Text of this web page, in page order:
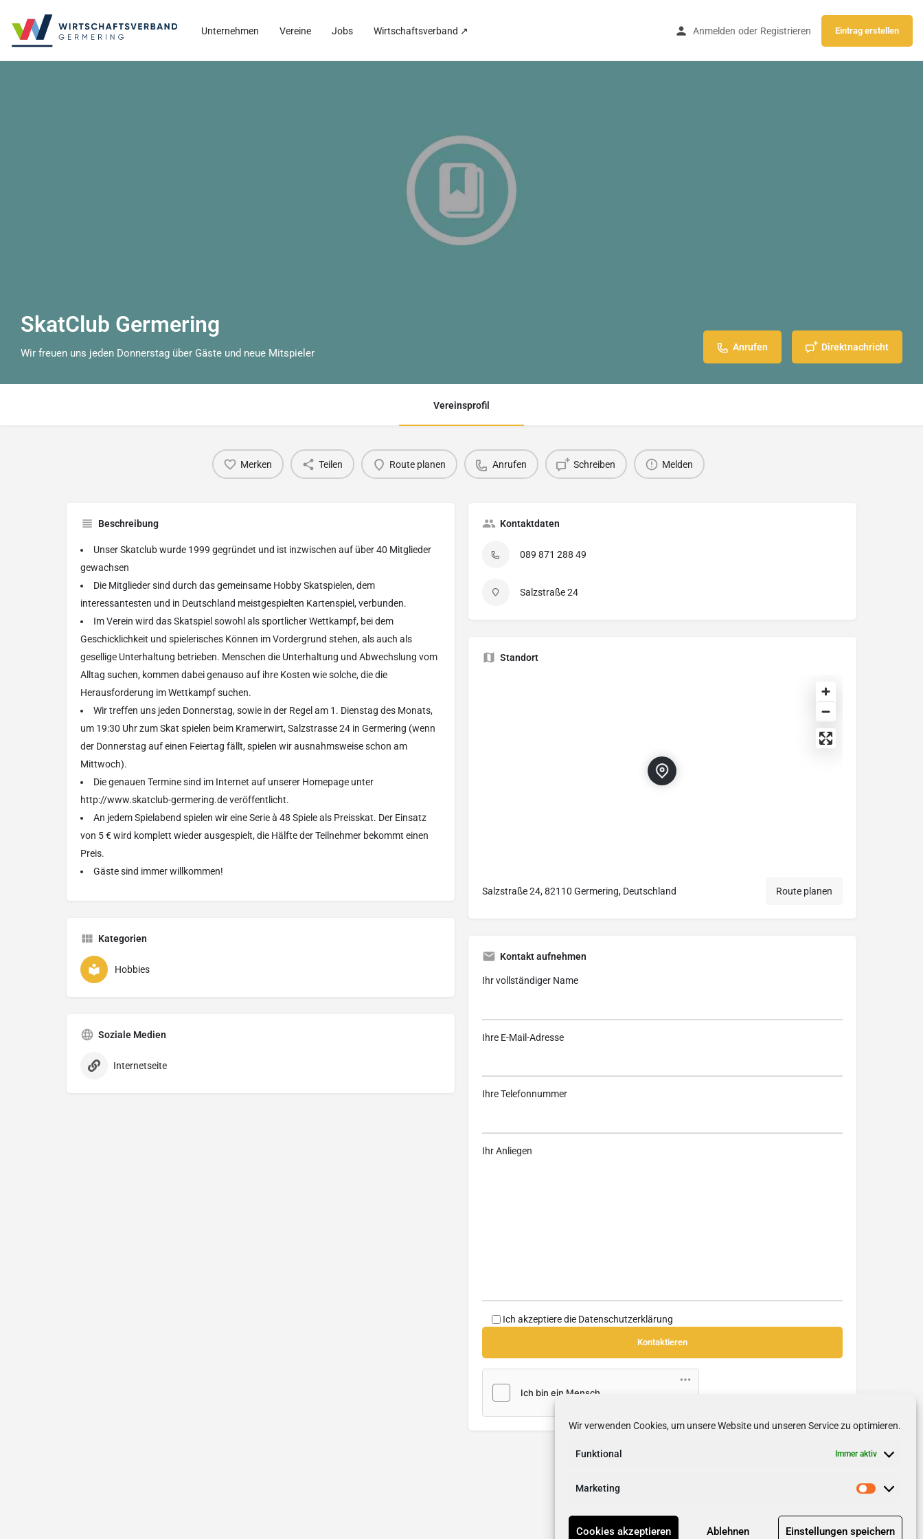
Wir verwenden Cookies, um unsere Website und unseren Service zu optimieren.
Funktional Immer aktiv
Marketing
Cookies akzeptieren Ablehnen Einstellungen speichern
Unternehmen Vereine Jobs Wirtschaftsverband ↗ Anmelden oder Registrieren Eintrag erstellen
SkatClub Germering
Wir freuen uns jeden Donnerstag über Gäste und neue Mitspieler Anrufen Direktnachricht
Vereinsprofil
Merken Teilen Route planen Anrufen Schreiben Melden
Beschreibung
Unser Skatclub wurde 1999 gegründet und ist inzwischen auf über 40 Mitglieder
gewachsen
Die Mitglieder sind durch das gemeinsame Hobby Skatspielen, dem
interessantesten und in Deutschland meistgespielten Kartenspiel, verbunden.
Im Verein wird das Skatspiel sowohl als sportlicher Wettkampf, bei dem
Geschicklichkeit und spielerisches Können im Vordergrund stehen, als auch als
gesellige Unterhaltung betrieben. Menschen die Unterhaltung und Abwechslung vom
Alltag suchen, kommen dabei genauso auf ihre Kosten wie solche, die die
Herausforderung im Wettkampf suchen.
Wir treffen uns jeden Donnerstag, sowie in der Regel am 1. Dienstag des Monats,
um 19:30 Uhr zum Skat spielen beim Kramerwirt, Salzstrasse 24 in Germering (wenn
der Donnerstag auf einen Feiertag fällt, spielen wir ausnahmsweise schon am
Mittwoch).
Die genauen Termine sind im Internet auf unserer Homepage unter
http://www.skatclub-germering.de veröffentlicht.
An jedem Spielabend spielen wir eine Serie à 48 Spiele als Preisskat. Der Einsatz
von 5 € wird komplett wieder ausgespielt, die Hälfte der Teilnehmer bekommt einen
Preis.
Gäste sind immer willkommen!
Kontaktdaten
089 871 288 49
Salzstraße 24
Standort
Salzstraße 24, 82110 Germering, Deutschland Route planen
Kategorien
Hobbies
Kontakt aufnehmen
Ihr vollständiger Name
Ihre E-Mail-Adresse
Ihre Telefonnummer
Ihr Anliegen
Ich akzeptiere die Datenschutzerklärung
Soziale Medien
Internetseite